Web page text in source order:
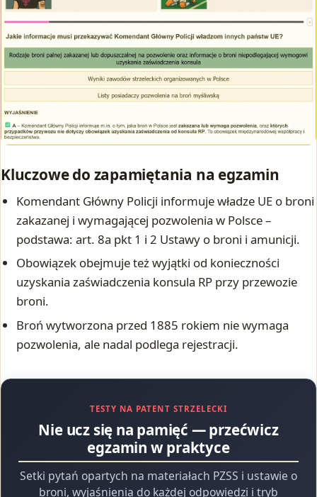
Kluczowe do zapamiętania na egzamin
Komendant Główny Policji informuje władze UE o broni
zakazanej i wymagającej pozwolenia w Polsce –
podstawa: art. 8a pkt 1 i 2 Ustawy o broni i amunicji.
Obowiązek obejmuje też wyjątki od konieczności
uzyskania zaświadczenia konsula RP przy przewozie
broni.
Broń wytworzona przed 1885 rokiem nie wymaga
pozwolenia, ale nadal podlega rejestracji.
TESTY NA PATENT STRZELECKI
Nie ucz się na pamięć — przećwicz
egzamin w praktyce
Setki pytań opartych na materiałach PZSS i ustawie o
broni, wyjaśnienia do każdej odpowiedzi i tryb